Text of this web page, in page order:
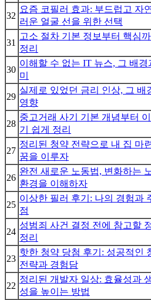
32
요즘 코필러 효과: 부드럽고 자
러운 얼굴 선을 위한 선택
31
고소 절차 기본 정보부터 핵심까
정리
30
이해할 수 없는 IT 뉴스, 그 배경
미
29
실제로 있었던 금리 인상, 그 배
영향
28
중고거래 사기 기본 개념부터
기 쉽게 정리
27
정리된 청약 전략으로 내 집 마
꿈을 이루자
26
완전 새로운 노동법, 변화하는
환경을 이해하자
25
이상한 필러 후기: 나의 경험과
점
24
성범죄 사건 결정 전에 참고할
정리
23
핫한 청약 당첨 후기: 성공적인
전략과 경험담
22
정리된 개발자 일상: 효율성과
성을 높이는 방법